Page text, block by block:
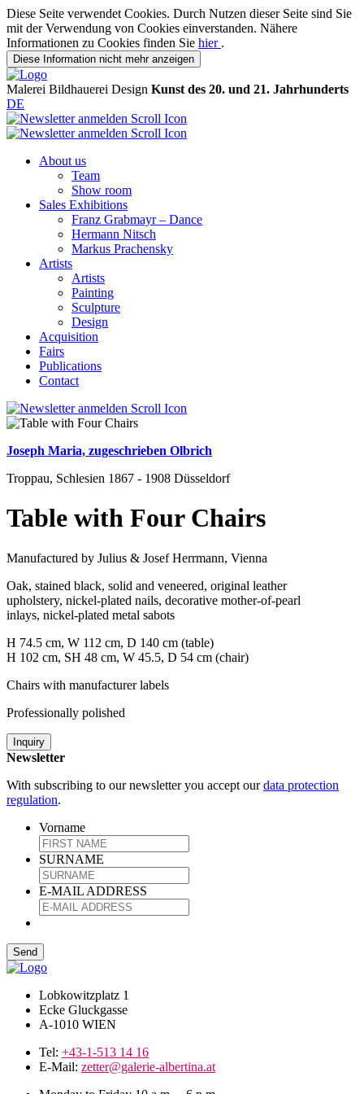
Diese Seite verwendet Cookies. Durch Nutzen dieser Seite sind Sie
mit der Verwendung von Cookies einverstanden. Nähere
Informationen zu Cookies finden Sie hier .
Diese Information nicht mehr anzeigen
Malerei Bildhauerei Design Kunst des 20. und 21. Jahrhunderts
DE
About us
Team
Show room
Sales Exhibitions
Franz Grabmayr – Dance
Hermann Nitsch
Markus Prachensky
Artists
Artists
Painting
Sculpture
Design
Acquisition
Fairs
Publications
Contact
Joseph Maria, zugeschrieben Olbrich
Troppau, Schlesien 1867 - 1908 Düsseldorf
Table with Four Chairs
Manufactured by Julius & Josef Herrmann, Vienna
Oak, stained black, solid and veneered, original leather
upholstery, nickel-plated nails, decorative mother-of-pearl
inlays, nickel-plated metal sabots
H 74.5 cm, W 112 cm, D 140 cm (table)
H 102 cm, SH 48 cm, W 45.5, D 54 cm (chair)
Chairs with manufacturer labels
Professionally polished
Inquiry
Newsletter
With subscribing to our newsletter you accept ourdata protection
regulation.
Vorname
SURNAME
E-MAIL ADDRESS
Lobkowitzplatz 1
Ecke Gluckgasse
A-1010 WIEN
Tel: +43-1-513 14 16
E-Mail: zetter@galerie-albertina.at